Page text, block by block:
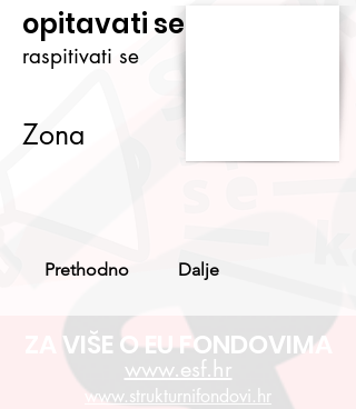
opitavati se
raspitivati se
Zona
Prethodno Dalje
ZA VIŠE O EU FONDOVIMA
www.esf.hr
www.strukturnifondovi.hr